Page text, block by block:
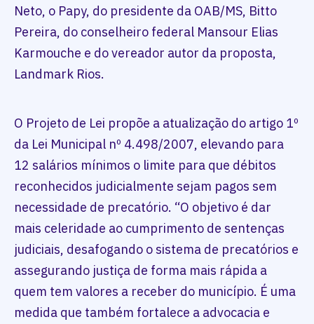
Neto, o Papy, do presidente da OAB/MS, Bitto
Pereira, do conselheiro federal Mansour Elias
Karmouche e do vereador autor da proposta,
Landmark Rios.
O Projeto de Lei propõe a atualização do artigo 1º
da Lei Municipal nº 4.498/2007, elevando para
12 salários mínimos o limite para que débitos
reconhecidos judicialmente sejam pagos sem
necessidade de precatório. “O objetivo é dar
mais celeridade ao cumprimento de sentenças
judiciais, desafogando o sistema de precatórios e
assegurando justiça de forma mais rápida a
quem tem valores a receber do município. É uma
medida que também fortalece a advocacia e